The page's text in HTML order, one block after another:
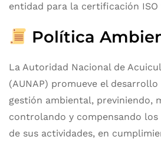
entidad para la certificación ISO
Política
La Autoridad Nacional de
(AUNAP) promueve el
gestión ambiental, previniendo,
controlando y compensando
de sus actividades, en